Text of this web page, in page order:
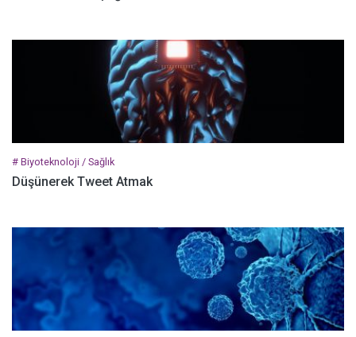
# Biyoteknoloji / Sağlık
Düşünerek Tweet Atmak